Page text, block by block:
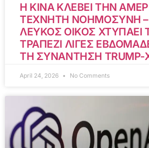
Η ΚΙΝΑ ΚΛΕΒΕΙ ΤΗΝ
ΤΕΧΝΗΤΗ ΝΟΗΜΟΣΥΝΗ
ΛΕΥΚΟΣ ΟΙΚΟΣ ΧΤΥΠΑΕΙ
ΤΡΑΠΕΖΙ ΛΙΓΕΣ
ΤΗ ΣΥΝΑΝΤΗΣΗ TRUMP-
April 24, 2026 No Comments